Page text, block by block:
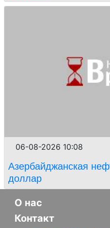
06-08-2026 10:08
Азербайджанская
доллар
О нас
Контакт